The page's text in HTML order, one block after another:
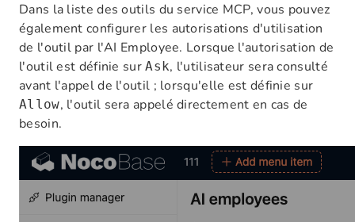
Dans la liste des outils du service MCP, vous pouvez
également configurer les autorisations d'utilisation
de l'outil par l'AI Employee. Lorsque l'autorisation de
l'outil est définie surAsk, l'utilisateur sera consulté
avant l'appel de l'outil ; lorsqu'elle est définie sur
Allow, l'outil sera appelé directement en cas de
besoin.